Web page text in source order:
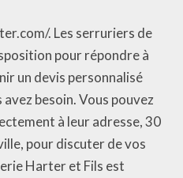
. Les serruriers de
pour répondre à
un devis personnalisé
besoin. Vous pouvez
à leur adresse, 30
pour discuter de vos
Harter et Fils est